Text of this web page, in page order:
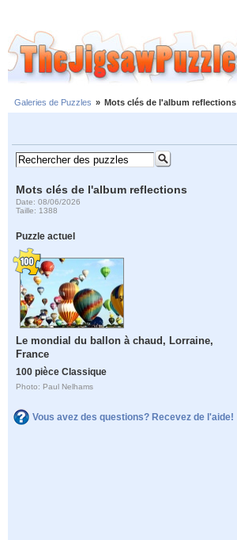
Galeries de Puzzles » Mots clés de l'album reflections
Mots clés de l'album reflections
Date: 08/06/2026
Taille: 1388
Puzzle actuel
Le mondial du ballon à chaud, Lorraine,
France
100 pièce Classique
Photo: Paul Nelhams
Vous avez des questions? Recevez de l'aide!